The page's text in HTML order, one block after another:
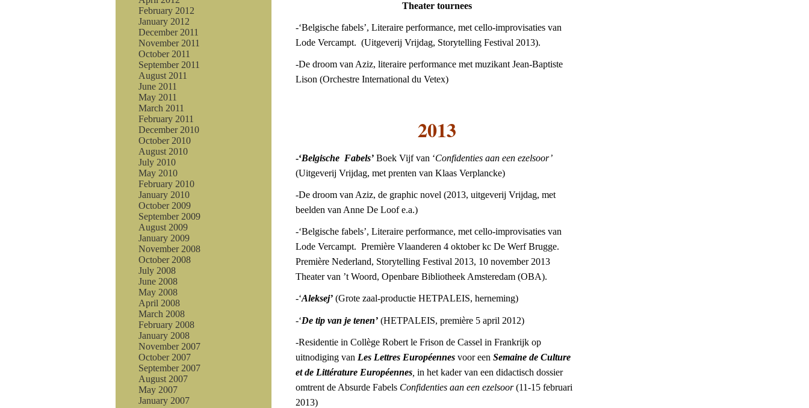
February 2012
January 2012
December 2011
November 2011
October 2011
September 2011
August 2011
June 2011
May 2011
March 2011
February 2011
December 2010
October 2010
August 2010
July 2010
May 2010
February 2010
January 2010
October 2009
September 2009
August 2009
January 2009
November 2008
October 2008
July 2008
June 2008
May 2008
April 2008
March 2008
February 2008
January 2008
November 2007
October 2007
September 2007
August 2007
May 2007
January 2007
Theater tournees
-‘Belgische fabels’, Literaire performance, met cello-improvisaties van
Lode Vercampt. (Uitgeverij Vrijdag, Storytelling Festival 2013).
-De droom van Aziz, literaire performance met muzikant Jean-Baptiste
Lison (Orchestre International du Vetex)
2013
-‘Belgische Fabels’ Boek Vijf van ‘Confidenties aan een ezelsoor’
(Uitgeverij Vrijdag, met prenten van Klaas Verplancke)
-De droom van Aziz, de graphic novel (2013, uitgeverij Vrijdag, met
beelden van Anne De Loof e.a.)
-‘Belgische fabels’, Literaire performance, met cello-improvisaties van
Lode Vercampt. Première Vlaanderen 4 oktober kc De Werf Brugge.
Première Nederland, Storytelling Festival 2013, 10 november 2013
Theater van ’t Woord, Openbare Bibliotheek Amsteredam (OBA).
-‘Aleksej’ (Grote zaal-productie HETPALEIS, herneming)
-‘De tip van je tenen’ (HETPALEIS, première 5 april 2012)
-Residentie in Collège Robert le Frison de Cassel in Frankrijk op
uitnodiging van Les Lettres Européennes voor een Semaine de Culture
et de Littérature Européennes in het kader van een didactisch dossier
omtrent de Absurde Fabels Confidenties aan een ezelsoor(11-15 februari
2013)